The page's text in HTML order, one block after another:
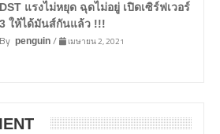
DST แรงไม่หยุด ฉุดไม่อยู่ เปิดเซิร์ฟเวอร์
3 ให้ได้มันส์กันแล้ว !!!
By penguin/ เมษายน 2, 2021